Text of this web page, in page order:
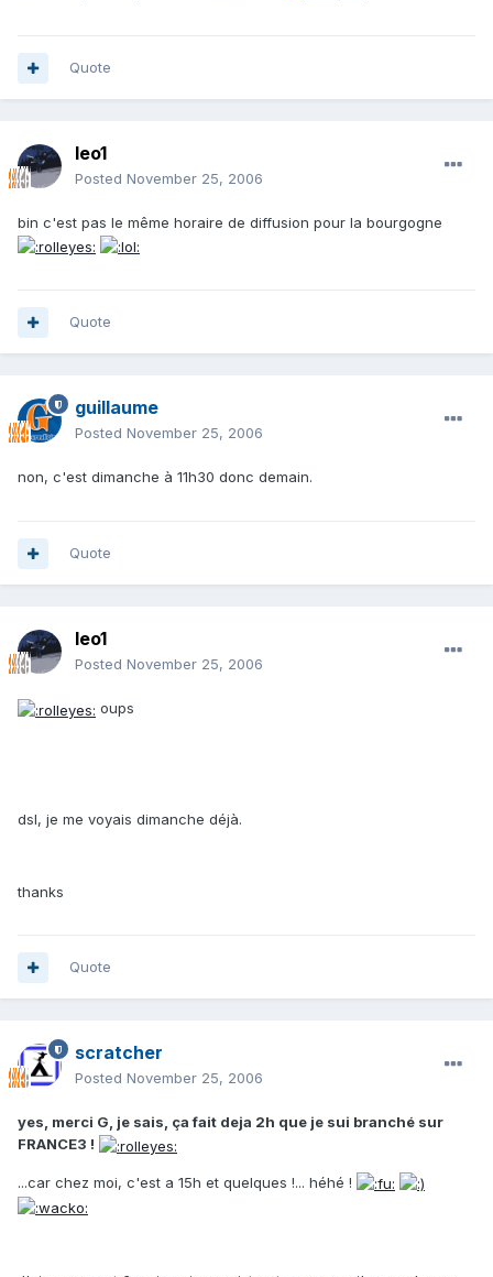
Quote
leo1
Posted November 25, 2006
bin c'est pas le même horaire de diffusion pour la bourgogne
Quote
guillaume
Posted November 25, 2006
non, c'est dimanche à 11h30 donc demain.
Quote
leo1
Posted November 25, 2006
oups
dsl, je me voyais dimanche déjà.
thanks
Quote
scratcher
Posted November 25, 2006
yes, merci G, je sais, ça fait deja 2h que je sui branché sur
FRANCE3 !
...car chez moi, c'est a 15h et quelques !... héhé !